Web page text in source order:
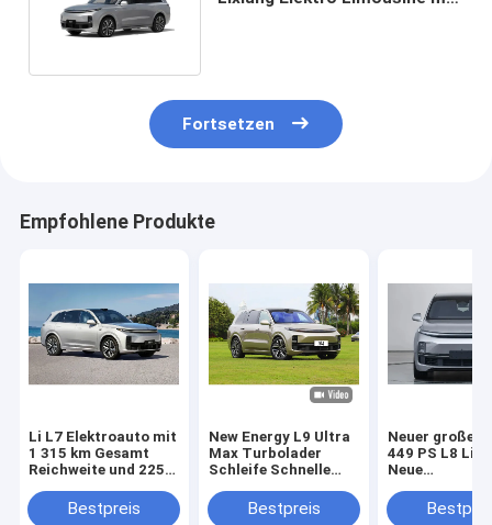
Fortsetzen
Empfohlene Produkte
Li L7 Elektroauto mit
1 315 km Gesamt
Reichweite und 225
ReichweiteBestpreis
New Energy L9 Ultra
Max Turbolader
Schleife Schnelle
Für 0,5 Stunden 5
Türen 6 Sitz Suv
Bestpreis
Neuer großer
449 PS L8
Neue